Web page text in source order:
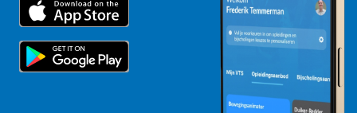
Topsporters
Voor de pers